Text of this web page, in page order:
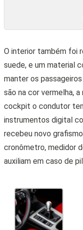
O interior também foi
suede, e um material
manter os
são na cor vermelha,
cockpit o condutor
instrumentos digital
recebeu novo
cronômetro, medidor
auxiliam em caso de